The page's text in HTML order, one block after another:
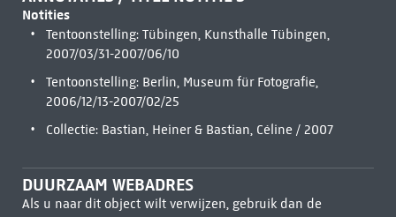
Notities
Tentoonstelling: Tübingen, Kunsthalle Tübingen,
2007/03/31-2007/06/10
Tentoonstelling: Berlin, Museum für Fotografie,
2006/12/13-2007/02/25
Collectie: Bastian, Heiner & Bastian, Céline / 2007
DUURZAAM WEBADRES
Als u naar dit object wilt verwijzen, gebruik dan de